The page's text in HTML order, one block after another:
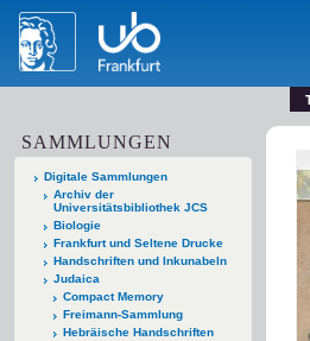
SAMMLUNGEN
Digitale Sammlungen
Archiv der
Universitätsbibliothek JCS
Biologie
Frankfurt und Seltene Drucke
Handschriften und Inkunabeln
Judaica
Compact Memory
Freimann-Sammlung
Hebräische Handschriften